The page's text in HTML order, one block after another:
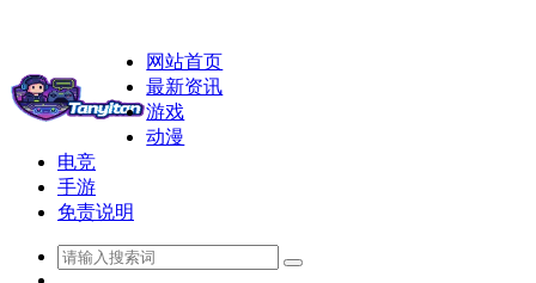
网站首页
最新资讯
游戏
动漫
电竞
手游
免责说明